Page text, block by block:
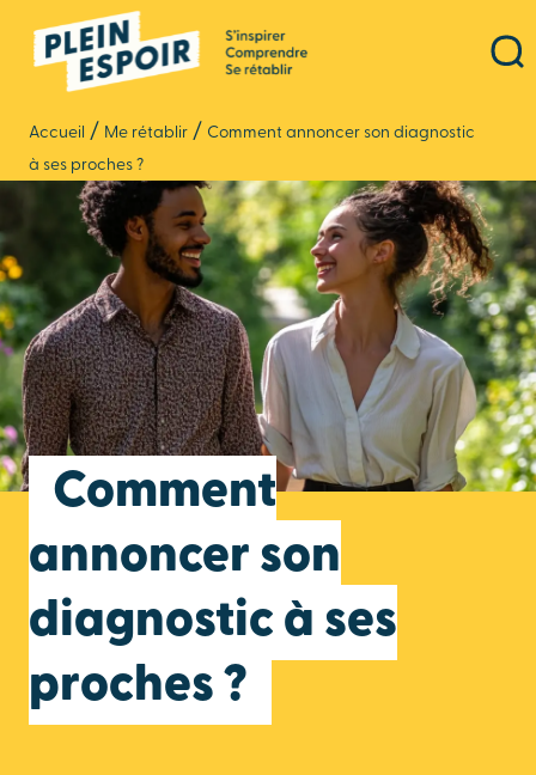
Accueil / Me rétablir / Comment annoncer son diagnostic
à ses proches ?
Comment
annoncer son
diagnostic à ses
proches ?
Panneau de gestion des cookies